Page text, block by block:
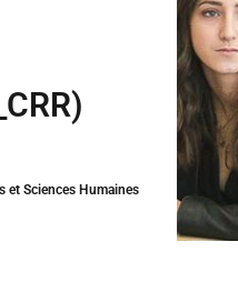
et Sciences Humaines